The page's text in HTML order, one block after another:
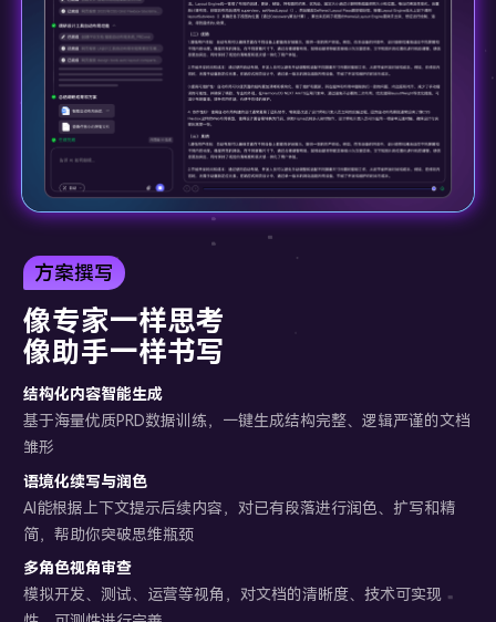
方案撰写
像专家一样思考
像助手一样书写
结构化内容智能生成
基于海量优质PRD数据训练，一键生成结构完整、逻辑严谨的文档
雏形
语境化续写与润色
AI能根据上下文提示后续内容，对已有段落进行润色、扩写和精
简，帮助你突破思维瓶颈
多角色视角审查
模拟开发、测试、运营等视角，对文档的清晰度、技术可实现